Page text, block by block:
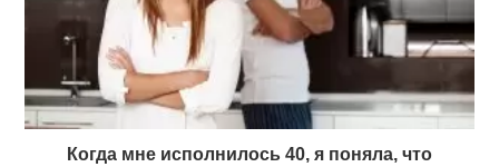
Когда мне исполнилось 40, я поняла, что